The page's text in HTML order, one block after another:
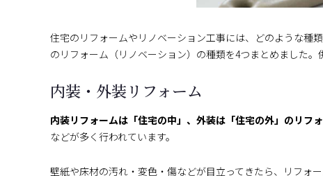
住宅のリフォームやリノベーション工事には、どのような種
のリフォーム（リノベーション）の種類を4つまとめました。
内装・外装リフォーム
内装リフォームは「住宅の中」、外装は「住宅の外」のリフォ
などが多く行われています。
壁紙や床材の汚れ・変色・傷などが目立ってきたら、リフォ